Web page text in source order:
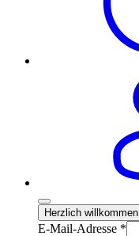
Herzlich willkommen
E-Mail-Adresse *